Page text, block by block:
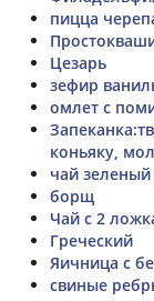
пицца
Цезарь
зефир
омлет с
коньяку,
чай
борщ
Чай с 2
Греческий
Яичница с
свиные